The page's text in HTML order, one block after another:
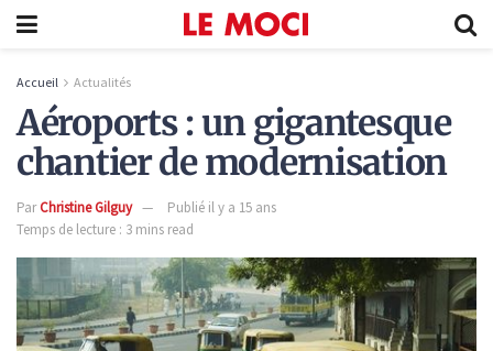
Accueil Actualités
Aéroports : un gigantesque
chantier de modernisation
ParChristine Gilguy
Publié il y a 15 ans
Temps de lecture : 3 mins read